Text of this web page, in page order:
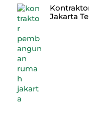
Jakarta